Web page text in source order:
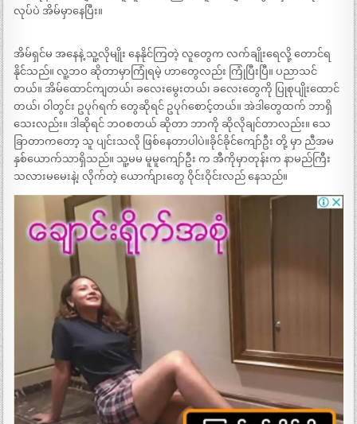
လုပ်ပဲ အိမ်မှာနေပြီး။
အိမ်ရှင်မ အနေနဲ့ သူ့လိုမျိုး နေနိုင်ကြတဲ့ လူတွေက လက်ချိုးရေလို့ တောင်ရ
နိုင်သည်။ လူ့ဘဝ ဆိုတာမှာကြုံရမဲ့ ဟာတွေလည်း ကြုံပြီးပြီ။ ပညာသင်
တယ်။ အိမ်ထောင်ကျတယ်၊ ခလေးမွေးတယ်၊ ခလေးတွေကို ပြုစုပျိုးထောင်
တယ်၊ ဝါတွင်း ဥပုဂ်ရက် တွေဆိုရင် ဥပုဂ်စောင့်တယ်။ အဲဒါတွေထက် ဘာရှိ
သေးလည်း။ ဒါဆိုရင် ဘဝစတယ် ဆိုတာ ဘာကို ဆိုလိုချင်တာလည်း။ သေ
ခြာတာကတော့ သူ ပျင်းသလို ဖြစ်နေတာပါပဲ။ခိုင်ခိုင်ကျော်ဦး တို့ မှာ ညီအမ
နှစ်ယောက်သာရှိသည်။ သူ့မမ မူမူကျော်ဦး က အီကိုမှာတုန်းက နာမည်ကြီး
သလားမမေးနဲ့၊ လိုက်တဲ့ ယောက်ျားတွေ ဝိုင်းဝိုင်းလည် နေသည်။